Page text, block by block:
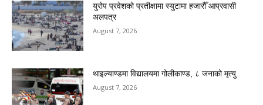
युरोप प्रवेशको प्रतीक्षामा स्युटामा हजारौँ आप्रवासी
अलपत्र
August 7, 2026
थाइल्याण्डमा विद्यालयमा गोलीकाण्ड, ८ जनाको मृत्यु
August 7, 2026